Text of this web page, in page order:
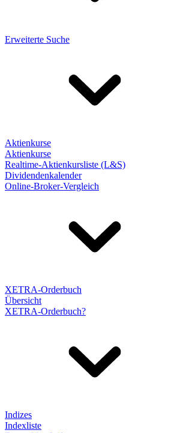
Erweiterte Suche
Aktienkurse
Aktienkurse
Realtime-Aktienkursliste (L&S)
Dividendenkalender
Online-Broker-Vergleich
XETRA-Orderbuch
Übersicht
XETRA-Orderbuch?
Indizes
Indexliste